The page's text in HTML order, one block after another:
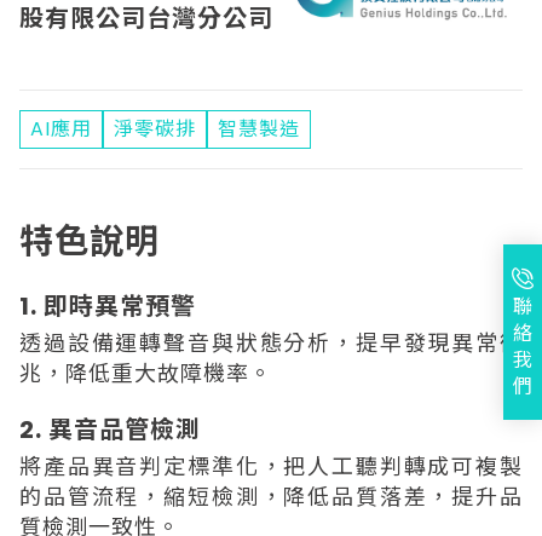
股有限公司台灣分公司
AI應用 淨零碳排 智慧製造
特色說明
1. 即時異常預警
透過設備運轉聲音與狀態分析，提早發現異常徵
兆，降低重大故障機率。
2. 異音品管檢測
將產品異音判定標準化，把人工聽判轉成可複製
的品管流程，縮短檢測，降低品質落差，提升品
質檢測一致性。
聯
絡
我
們